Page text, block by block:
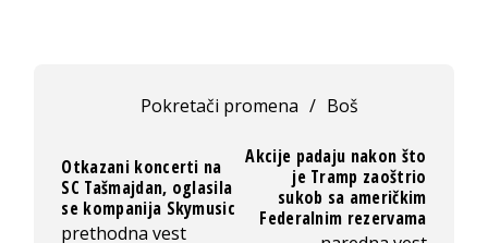
Pokretači promena / Boš
Otkazani koncerti na
SC Tašmajdan, oglasila
se kompanija Skymusic
prethodna vest
Akcije padaju nakon što
je Tramp zaoštrio
sukob sa američkim
Federalnim rezervama